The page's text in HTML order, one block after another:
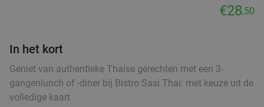
9.7star
Verkocht: 572
€28,50
In het kort
Geniet van authentieke Thaise gerechten met een 3-
gangenlunch of -diner bij Bistro Sasi Thai: met keuze uit de
volledige kaart